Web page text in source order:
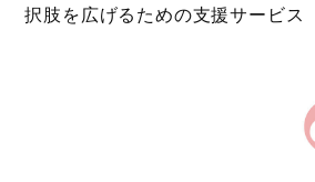
択肢を広げるための支援サービス